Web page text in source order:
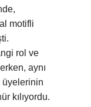
motifli
rol ve
aynı
üyelerinin
kılıyordu.